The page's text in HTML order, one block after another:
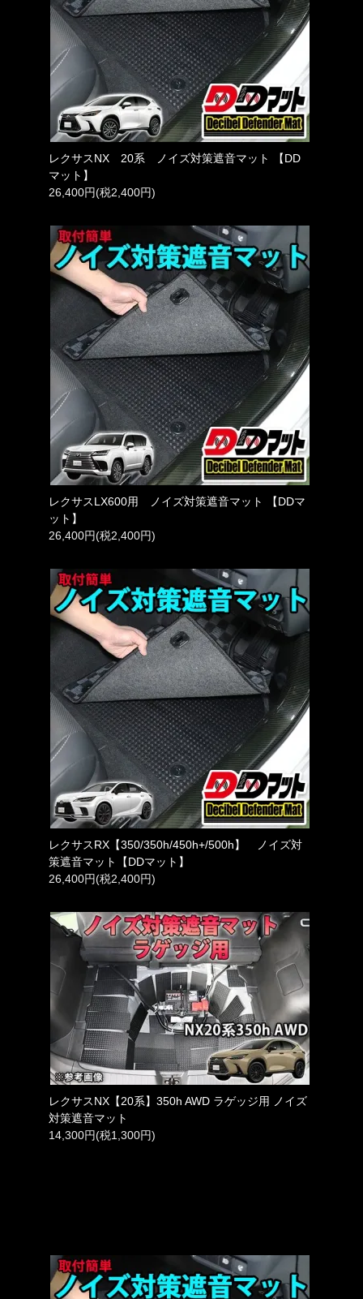
レクサスNX 20系 ノイズ対策遮音マット 【DD
マット】
26,400円(税2,400円)
レクサスLX600用 ノイズ対策遮音マット 【DDマ
ット】
26,400円(税2,400円)
レクサスRX【350/350h/450h+/500h】 ノイズ対
策遮音マット【DDマット】
26,400円(税2,400円)
レクサスNX【20系】350h AWD ラゲッジ用 ノイズ
対策遮音マット
14,300円(税1,300円)